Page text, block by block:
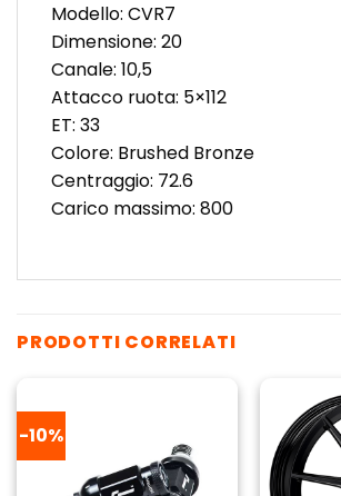
Modello: CVR7
Dimensione: 20
Canale: 10,5
Attacco ruota: 5×112
ET: 33
Colore: Brushed Bronze
Centraggio: 72.6
Carico massimo: 800
PRODOTTI CORRELATI
-10%